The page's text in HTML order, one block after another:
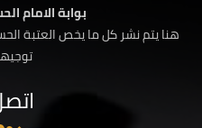
بوابة الامام
هنا يتم نشر كل ما يخص العتبة